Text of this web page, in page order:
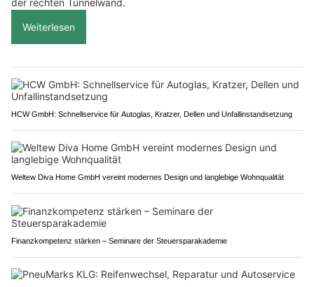
der rechten Tunnelwand.
Weiterlesen
HCW GmbH: Schnellservice für Autoglas, Kratzer, Dellen und Unfallinstandsetzung
Weltew Diva Home GmbH vereint modernes Design und langlebige Wohnqualität
Finanzkompetenz stärken – Seminare der Steuersparakademie